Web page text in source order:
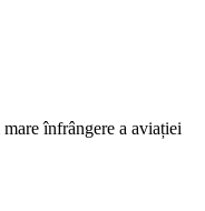
înfrângere a aviației